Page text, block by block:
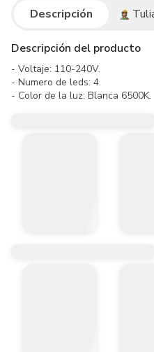
Descripción
Descripción del producto
- Voltaje: 110-240V.
- Numero de leds: 4.
- Color de la luz: Blanca 6500K.